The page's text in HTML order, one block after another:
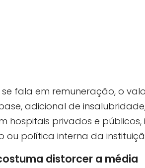
fala em remuneração, o
adicional de
hospitais privados e
ou política interna da
distorcer a média